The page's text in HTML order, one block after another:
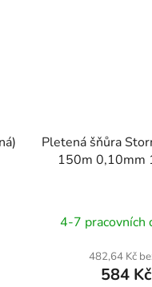
Pletená šňůra
150m 0,10mm
4-7 pracovních
482,64 Kč
584